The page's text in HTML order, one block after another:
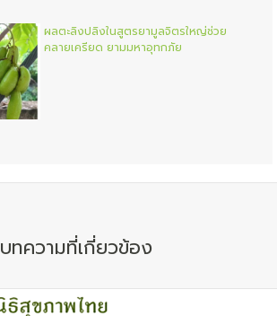
ผลตะลิงปลิงในสูตรยามูลจิตรใหญ่ช่วย
คลายเครียด ยามมหาอุทกภัย
บทความที่เกี่ยวข้อง